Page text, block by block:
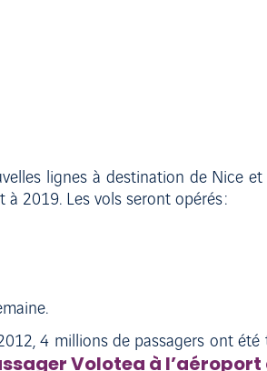
lignes à destination de Nice
2019. Les vols seront opérés :
4 millions de passagers ont
Volotea à l’aéroport